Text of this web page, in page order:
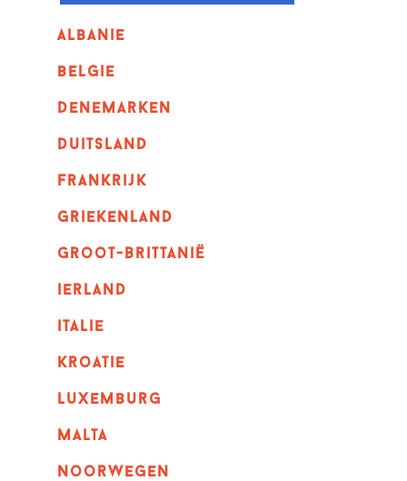
albanie
belgie
denemarken
duitsland
frankrijk
griekenland
Groot-Brittanië
ierland
italie
kroatie
luxemburg
malta
noorwegen